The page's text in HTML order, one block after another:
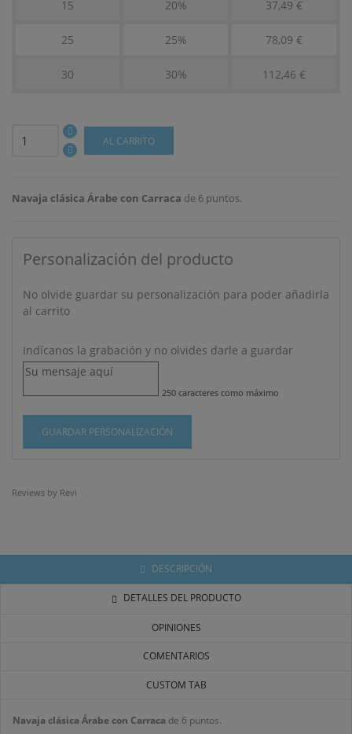
15 20% 37,49 €
25 25% 78,09 €
30 30% 112,46 €
AL CARRITO
Navaja clásica Árabe con Carraca de 6 puntos.
Personalización del producto
No olvide guardar su personalización para poder añadirla
al carrito
Indícanos la grabación y no olvides darle a guardar
250 caracteres como máximo
GUARDAR PERSONALIZACIÓN
Reviews by Revi
DESCRIPCIÓN
DETALLES DEL PRODUCTO
OPINIONES
COMENTARIOS
CUSTOM TAB
Navaja clásica Árabe con Carraca de 6 puntos.
MI LISTA DE DESEOS
add_circle_outline
((CANCELTEXT))
INICIAR SESIÓN
de deseos.
((CANCELTEXT)) ((LOGINTEXT))